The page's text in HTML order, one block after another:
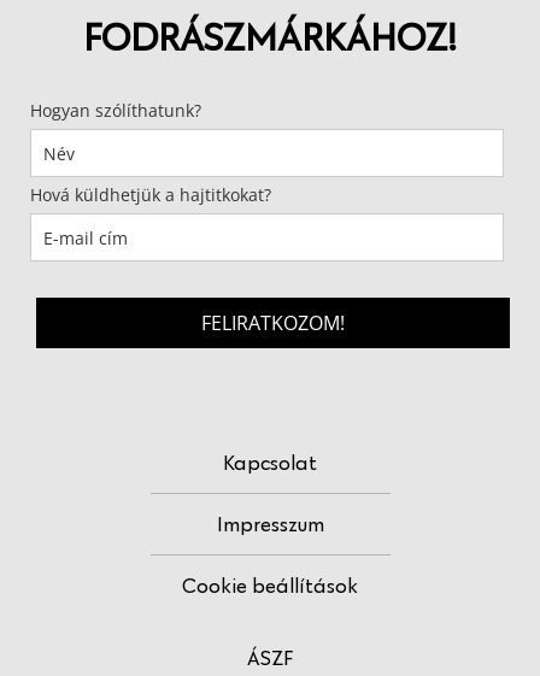
FODRÁSZMÁRKÁHOZ!
Hogyan szólíthatunk?
Hová küldhetjük a hajtitkokat?
FELIRATKOZOM!
Kapcsolat
Impresszum
Cookie beállítások
ÁSZF